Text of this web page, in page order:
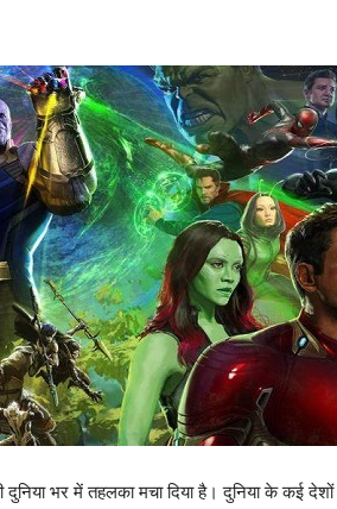
भर में तहलका मचा दिया है। दुनिया के कई